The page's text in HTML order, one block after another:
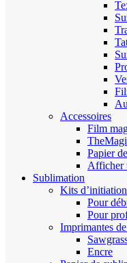
Accessoires
Film
Papier
Afficher
Sublimation
Kits d’initiation
Pour
Pour
Imprimantes
Encre